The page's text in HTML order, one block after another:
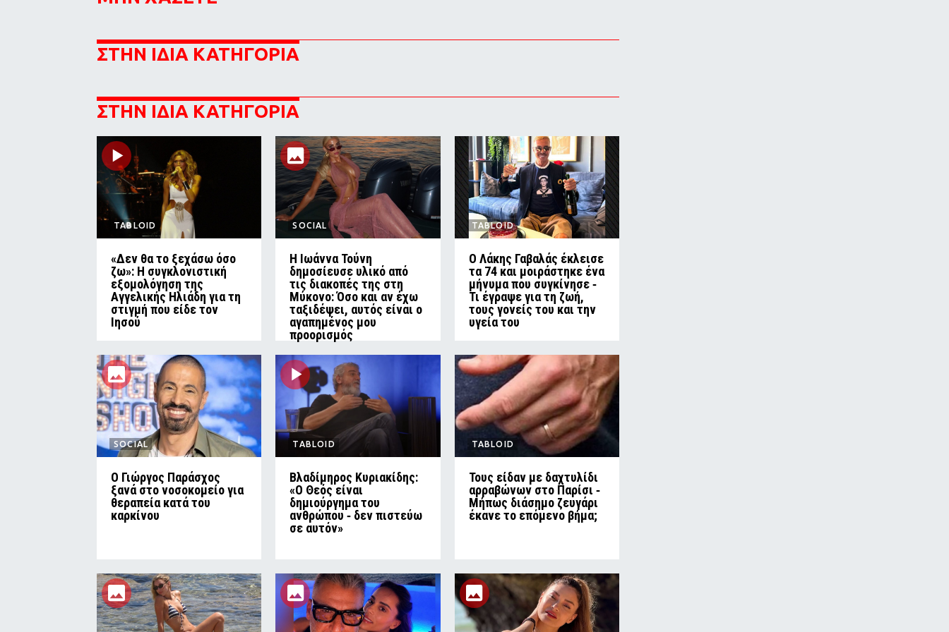
ΣΤΗΝ ΙΔΙΑ ΚΑΤΗΓΟΡΙΑ
ΣΤΗΝ ΙΔΙΑ ΚΑΤΗΓΟΡΙΑ
TABLOID
«Δεν θα το ξεχάσω όσο
ζω»: Η συγκλονιστική
εξομολόγηση της
Αγγελικής Ηλιάδη για τη
στιγμή που είδε τον
Ιησού
SOCIAL
Η Ιωάννα Τούνη
δημοσίευσε υλικό από
τις διακοπές της στη
Μύκονο: Όσο και αν έχω
ταξιδέψει, αυτός είναι ο
αγαπημένος μου
προορισμός
TABLOID
Ο Λάκης Γαβαλάς έκλεισε
τα 74 και μοιράστηκε ένα
μήνυμα που συγκίνησε ‑
Τι έγραψε για τη ζωή,
τους γονείς του και την
υγεία του
SOCIAL
O Γιώργος Παράσχος
ξανά στο νοσοκομείο για
θεραπεία κατά του
καρκίνου
TABLOID
Βλαδίμηρος Κυριακίδης:
«Ο Θεός είναι
δημιούργημα του
ανθρώπου ‑ δεν πιστεύω
σε αυτόν»
TABLOID
Τους είδαν με δαχτυλίδι
αρραβώνων στο Παρίσι ‑
Μήπως διάσημο ζευγάρι
έκανε το επόμενο βήμα;